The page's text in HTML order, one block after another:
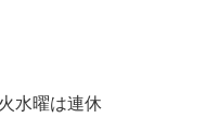
水曜は連休